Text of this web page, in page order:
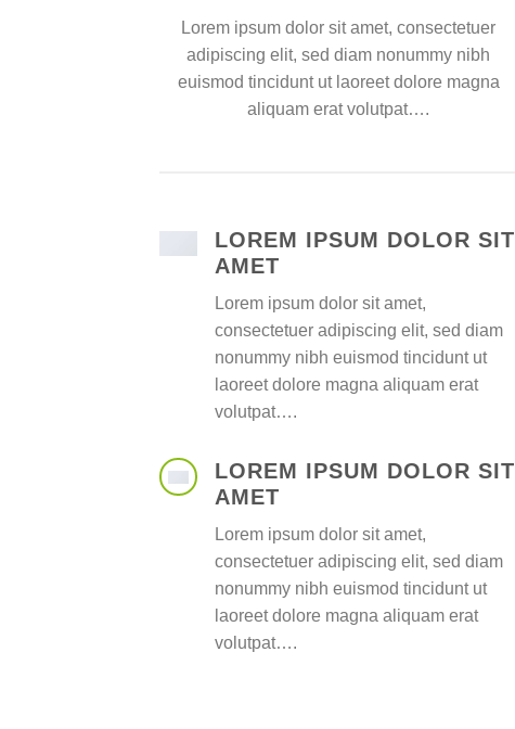
Lorem ipsum dolor sit amet, consectetuer
adipiscing elit, sed diam nonummy nibh
euismod tincidunt ut laoreet dolore magna
aliquam erat volutpat….
LOREM IPSUM DOLOR SIT
AMET
Lorem ipsum dolor sit amet,
consectetuer adipiscing elit, sed diam
nonummy nibh euismod tincidunt ut
laoreet dolore magna aliquam erat
volutpat….
LOREM IPSUM DOLOR SIT
AMET
Lorem ipsum dolor sit amet,
consectetuer adipiscing elit, sed diam
nonummy nibh euismod tincidunt ut
laoreet dolore magna aliquam erat
volutpat….